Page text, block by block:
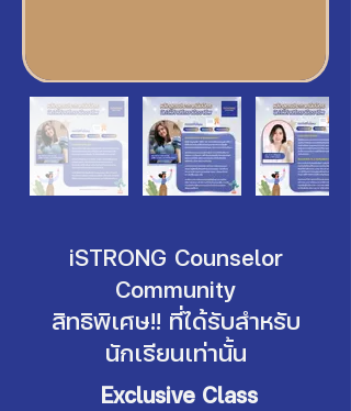
iSTRONG Counselor
Community
สิทธิพิเศษ!! ที่ได้รับสำหรับ
นักเรียนเท่านั้น
Exclusive Class